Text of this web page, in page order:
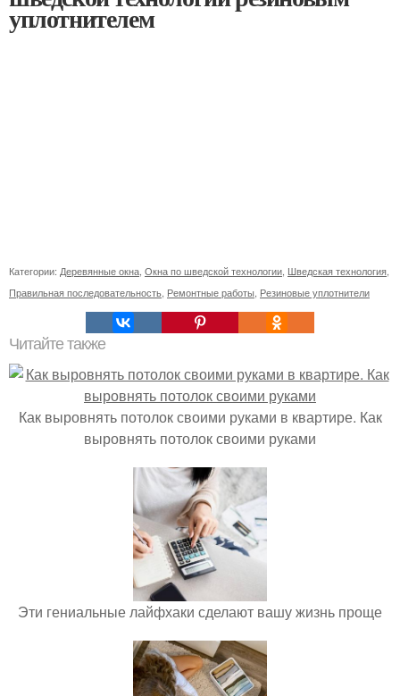
уплотнителем
Категории: Деревянные окна Окна по шведской технологии Шведская технология
Правильная последовательность Ремонтные работы Резиновые уплотнители
Читайте также
Как выровнять потолок своими руками в квартире. Как
выровнять потолок своими руками
Эти гениальные лайфхаки сделают вашу жизнь проще